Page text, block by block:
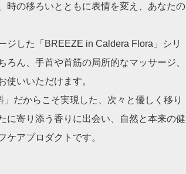
時の移ろいとともに表情を変え、あなたの
ジした「BREEZE in Caldera Flora」シリ
ん、手首や首筋の局所的なマッサージ、
いいただけます。
だからこそ実現した、次々と優しく移り
に寄り添う香りに出会い、自然と本来の健
アプロダクトです。